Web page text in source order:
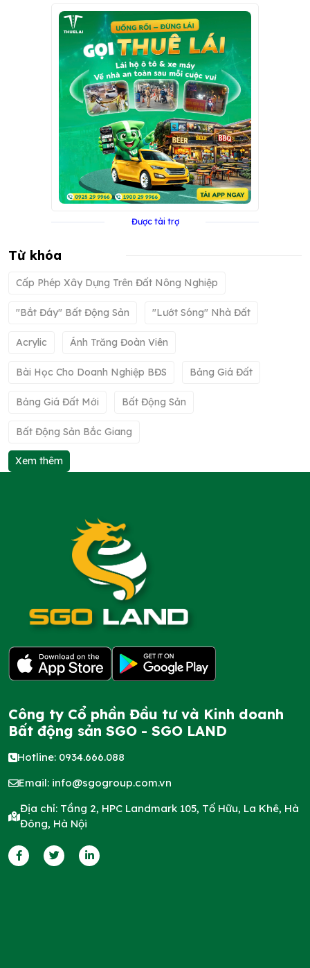
Được tài trợ
Từ khóa
Cấp Phép Xây Dựng Trên Đất Nông Nghiệp
"bắt Đáy" Bất Động Sản "lướt Sóng" Nhà Đất
Acrylic Ánh Trăng Đoàn Viên
Bài Học Cho Doanh Nghiệp BĐS Bảng Giá Đất
Bảng Giá Đất Mới Bất Động Sản
Bất Động Sản Bắc Giang
Xem thêm
Công ty Cổ phần Đầu tư và Kinh doanh
Bất động sản SGO - SGO LAND
Hotline: 0934.666.088
Email: info@sgogroup.com.vn
Địa chỉ: Tầng 2, HPC Landmark 105, Tố Hữu, La Khê, Hà
Đông, Hà Nội